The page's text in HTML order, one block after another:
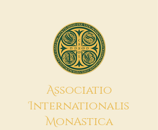
Associatio
Internationalis
MonAstica